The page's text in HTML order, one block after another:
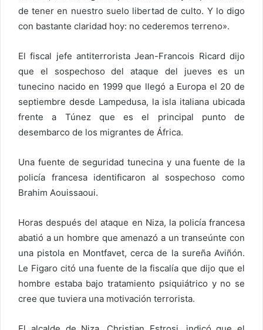
de tener en nuestro suelo libertad de culto. Y lo digo
con bastante claridad hoy: no cederemos terreno».
El fiscal jefe antiterrorista Jean-Francois Ricard dijo
que el sospechoso del ataque del jueves es un
tunecino nacido en 1999 que llegó a Europa el 20 de
septiembre desde Lampedusa, la isla italiana ubicada
frente a Túnez que es el principal punto de
desembarco de los migrantes de África.
Una fuente de seguridad tunecina y una fuente de la
policía francesa identificaron al sospechoso como
Brahim Aouissaoui.
Horas después del ataque en Niza, la policía francesa
abatió a un hombre que amenazó a un transeúnte con
una pistola en Montfavet, cerca de la sureña Aviñón.
Le Figaro citó una fuente de la fiscalía que dijo que el
hombre estaba bajo tratamiento psiquiátrico y no se
cree que tuviera una motivación terrorista.